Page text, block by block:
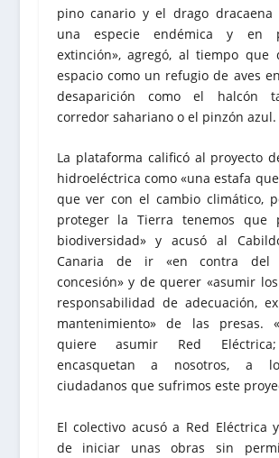
pino canario y el drago dracaena
una especie endémica y en
extinción», agregó, al tiempo que
espacio como un refugio de aves
desaparición como el halcón
corredor sahariano o el pinzón azul.
La plataforma calificó al proyecto
hidroeléctrica como «una estafa
que ver con el cambio climático,
proteger la Tierra tenemos que
biodiversidad» y acusó al
Canaria de ir «en contra del
concesión» y de querer «asumir
responsabilidad de adecuación,
mantenimiento» de las presas.
quiere asumir Red
encasquetan a nosotros, a
ciudadanos que sufrimos este
El colectivo acusó a Red Eléctrica
de iniciar unas obras sin